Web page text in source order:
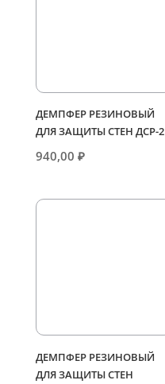
ДЕМПФЕР РЕЗИНОВЫЙ
ДЛЯ ЗАЩИТЫ СТЕН ДСР-2
940,00 ₽
ДЕМПФЕР РЕЗИНОВЫЙ
ДЛЯ ЗАЩИТЫ СТЕН